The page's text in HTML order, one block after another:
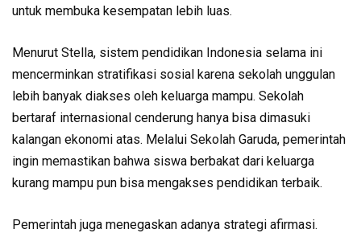
untuk membuka kesempatan lebih luas.
Menurut Stella, sistem pendidikan Indonesia selama ini
mencerminkan stratifikasi sosial karena sekolah unggulan
lebih banyak diakses oleh keluarga mampu. Sekolah
bertaraf internasional cenderung hanya bisa dimasuki
kalangan ekonomi atas. Melalui Sekolah Garuda, pemerintah
ingin memastikan bahwa siswa berbakat dari keluarga
kurang mampu pun bisa mengakses pendidikan terbaik.
Pemerintah juga menegaskan adanya strategi afirmasi.